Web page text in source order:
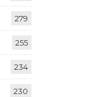
279
255
234
230